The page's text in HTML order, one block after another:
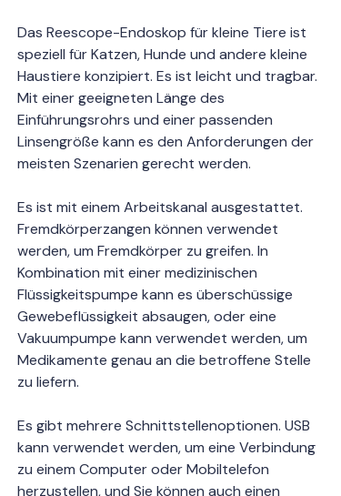
Das Reescope-Endoskop für kleine Tiere ist
speziell für Katzen, Hunde und andere kleine
Haustiere konzipiert. Es ist leicht und tragbar.
Mit einer geeigneten Länge des
Einführungsrohrs und einer passenden
Linsengröße kann es den Anforderungen der
meisten Szenarien gerecht werden.
Es ist mit einem Arbeitskanal ausgestattet.
Fremdkörperzangen können verwendet
werden, um Fremdkörper zu greifen. In
Kombination mit einer medizinischen
Flüssigkeitspumpe kann es überschüssige
Gewebeflüssigkeit absaugen, oder eine
Vakuumpumpe kann verwendet werden, um
Medikamente genau an die betroffene Stelle
zu liefern.
Es gibt mehrere Schnittstellenoptionen. USB
kann verwendet werden, um eine Verbindung
zu einem Computer oder Mobiltelefon
herzustellen, und Sie können auch einen